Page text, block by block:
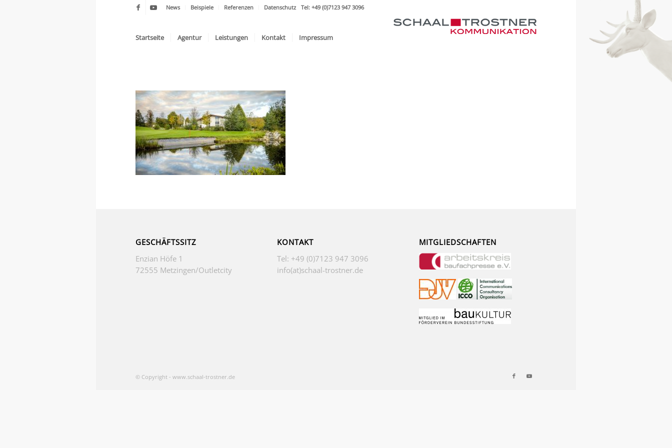
News Beispiele Referenzen Datenschutz Tel: +49 (0)7123 947 3096
Startseite Agentur Leistungen Kontakt Impressum
GESCHÄFTSSITZ
Enzian Höfe 1
72555 Metzingen/Outletcity
KONTAKT
Tel: +49 (0)7123 947 3096
info(at)schaal-trostner.de
MITGLIEDSCHAFTEN
© Copyright - www.schaal-trostner.de